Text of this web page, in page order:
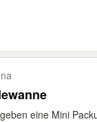
eine Mini